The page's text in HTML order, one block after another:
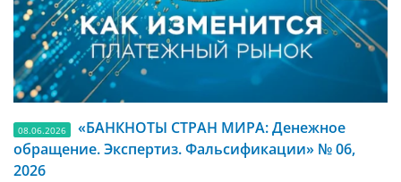
08.06.2026
«БАНКНОТЫ СТРАН МИРА: Денежное
обращение. Экспертиз. Фальсификации» № 06,
2026